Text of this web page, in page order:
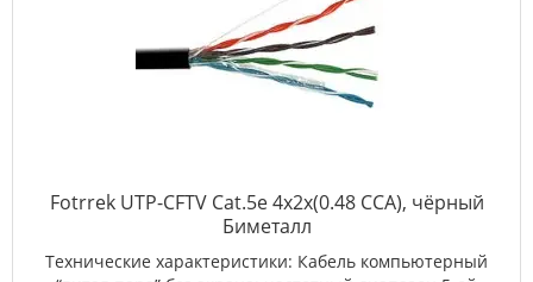
Fotrrek UTP-CFTV Сat.5e 4х2x(0.48 CCA), чёрный
Биметалл
Технические характеристики: Кабель компьютерный